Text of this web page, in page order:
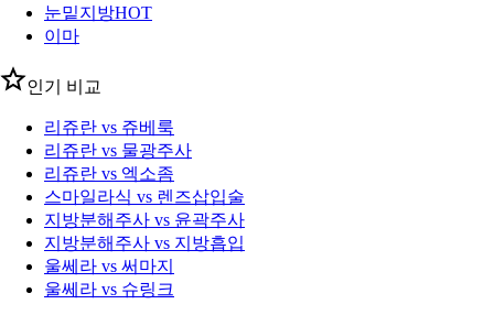
눈밑지방HOT
이마
인기 비교
리쥬란 vs 쥬베룩
리쥬란 vs 물광주사
리쥬란 vs 엑소좀
스마일라식 vs 렌즈삽입술
지방분해주사 vs 윤곽주사
지방분해주사 vs 지방흡입
울쎄라 vs 써마지
울쎄라 vs 슈링크